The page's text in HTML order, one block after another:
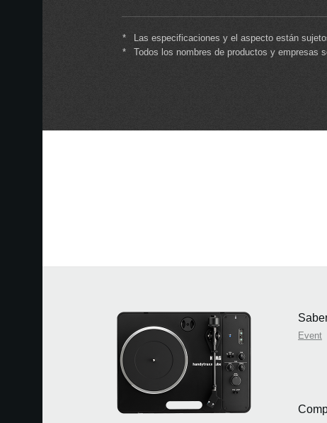
*
Las especificaciones y el aspecto están
*
Todos los nombres de productos y empresas
Event